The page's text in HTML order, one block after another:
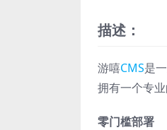
描述：
游嘻CMS是
拥有一个专业
零门槛部署